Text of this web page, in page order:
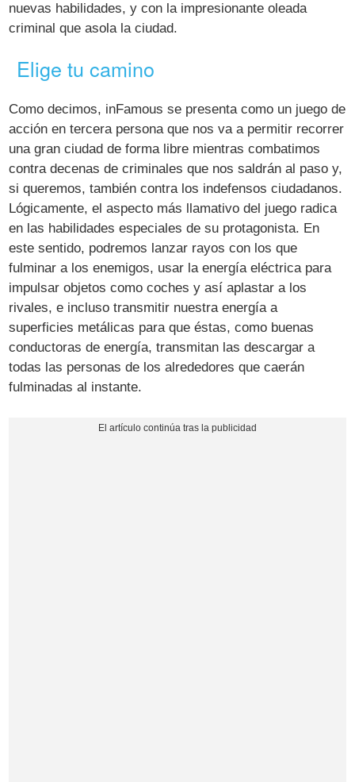
nuevas habilidades, y con la impresionante oleada
criminal que asola la ciudad.
Elige tu camino
Como decimos, inFamous se presenta como un juego de
acción en tercera persona que nos va a permitir recorrer
una gran ciudad de forma libre mientras combatimos
contra decenas de criminales que nos saldrán al paso y,
si queremos, también contra los indefensos ciudadanos.
Lógicamente, el aspecto más llamativo del juego radica
en las habilidades especiales de su protagonista. En
este sentido, podremos lanzar rayos con los que
fulminar a los enemigos, usar la energía eléctrica para
impulsar objetos como coches y así aplastar a los
rivales, e incluso transmitir nuestra energía a
superficies metálicas para que éstas, como buenas
conductoras de energía, transmitan las descargar a
todas las personas de los alrededores que caerán
fulminadas al instante.